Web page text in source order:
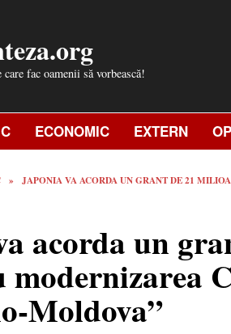
fac oamenii să vorbească!
ECONOMIC EXTERN
»
JAPONIA VA ACORDA UN GRANT DE 21
acorda un
Moldova”